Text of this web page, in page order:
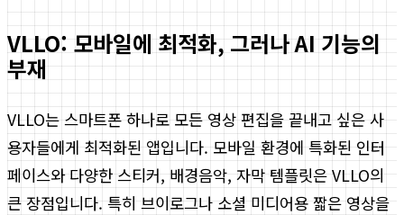
VLLO: 모바일에 최적화, 그러나 AI 기능의
부재
VLLO는 스마트폰 하나로 모든 영상 편집을 끝내고 싶은 사
용자들에게 최적화된 앱입니다. 모바일 환경에 특화된 인터
페이스와 다양한 스티커, 배경음악, 자막 템플릿은 VLLO의
큰 장점입니다. 특히 브이로그나 소셜 미디어용 짧은 영상을